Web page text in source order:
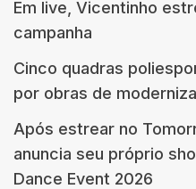
Em live, Vicentinho
campanha
Cinco quadras
por obras de
Após estrear no
anuncia seu próprio
Dance Event 2026